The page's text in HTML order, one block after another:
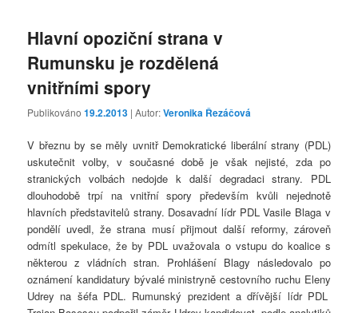
Hlavní opoziční strana v
Rumunsku je rozdělená
vnitřními spory
Publikováno19.2.2013 | Autor:Veronika Řezáčová
V březnu by se měly uvnitř Demokratické liberální strany (PDL)
uskutečnit volby, v současné době je však nejisté, zda po
stranických volbách nedojde k další degradaci strany. PDL
dlouhodobě trpí na vnitřní spory především kvůli nejednotě
hlavních představitelů strany. Dosavadní lídr PDL Vasile Blaga v
pondělí uvedl, že strana musí přijmout další reformy, zároveň
odmítl spekulace, že by PDL uvažovala o vstupu do koalice s
některou z vládních stran. Prohlášení Blagy následovalo po
oznámení kandidatury bývalé ministryně cestovního ruchu Eleny
Udrey na šéfa PDL. Rumunský prezident a dřívější lídr PDL